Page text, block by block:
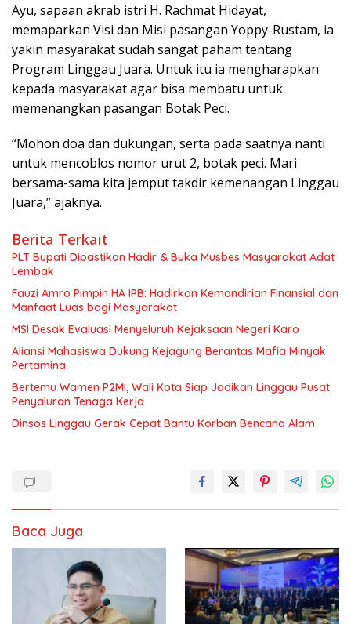
Ayu, sapaan akrab istri H. Rachmat Hidayat,
memaparkan Visi dan Misi pasangan Yoppy-Rustam, ia
yakin masyarakat sudah sangat paham tentang
Program Linggau Juara. Untuk itu ia mengharapkan
kepada masyarakat agar bisa membatu untuk
memenangkan pasangan Botak Peci.
“Mohon doa dan dukungan, serta pada saatnya nanti
untuk mencoblos nomor urut 2, botak peci. Mari
bersama-sama kita jemput takdir kemenangan Linggau
Juara,” ajaknya.
Berita Terkait
PLT Bupati Dipastikan Hadir & Buka Musbes Masyarakat Adat
Lembak
Fauzi Amro Pimpin HA IPB: Hadirkan Kemandirian Finansial dan
Manfaat Luas bagi Masyarakat
MSI Desak Evaluasi Menyeluruh Kejaksaan Negeri Karo
‎Aliansi Mahasiswa Dukung Kejagung Berantas Mafia Minyak
Pertamina
Bertemu Wamen P2MI, Wali Kota Siap Jadikan Linggau Pusat
Penyaluran Tenaga Kerja
Dinsos Linggau Gerak Cepat Bantu Korban Bencana Alam
Baca Juga